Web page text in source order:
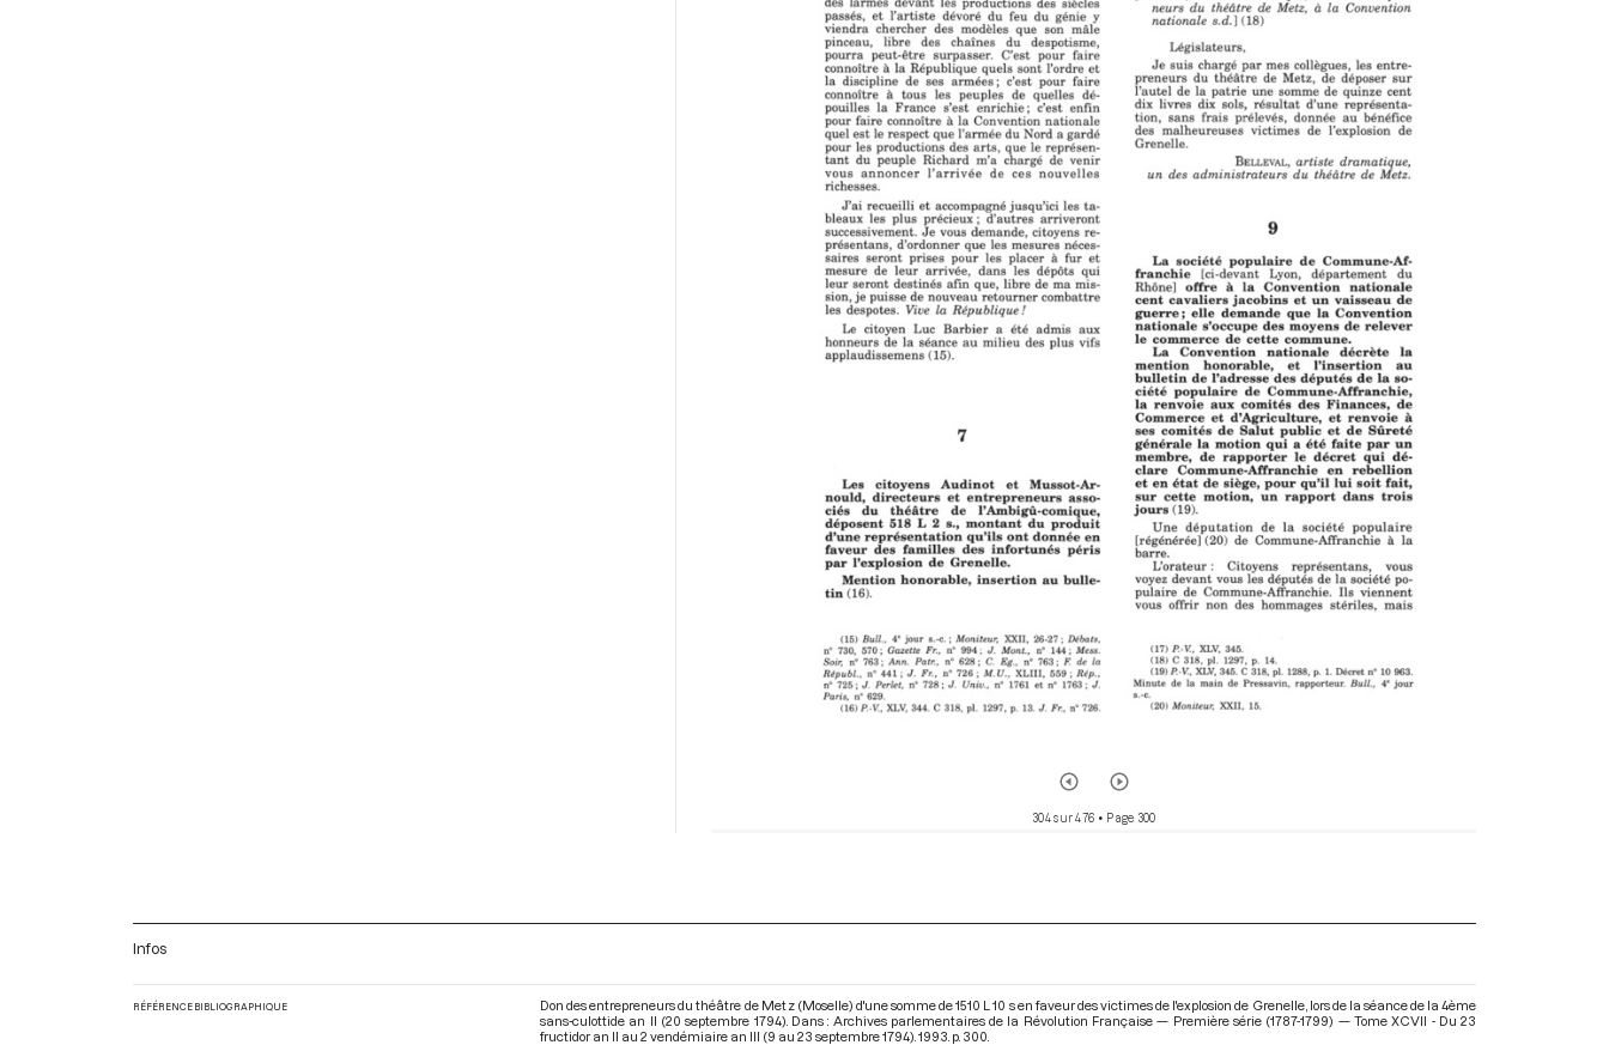
304 sur 476 • Page 300
Infos
RÉFÉRENCE BIBLIOGRAPHIQUE
Don des entrepreneurs du théâtre de Metz (Moselle) d'une somme de 1510 L 10 s en faveur des victimes de l'explosion de Grenelle, lors de la séance de la 4ème
sans-culottide an II (20 septembre 1794). Dans : Archives parlementaires de la Révolution Française — Première série (1787-1799) — Tome XCVII - Du 23
fructidor an II au 2 vendémiaire an III (9 au 23 septembre 1794) . 1993. p. 300.